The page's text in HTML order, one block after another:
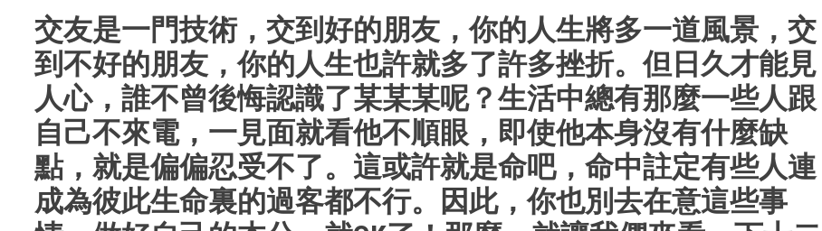
交友是一門技術，交到好的朋友，你的人生將多一道風景，交
到不好的朋友，你的人生也許就多了許多挫折。但日久才能見
人心，誰不曾後悔認識了某某某呢？生活中總有那麼一些人跟
自己不來電，一見面就看他不順眼，即使他本身沒有什麼缺
點，就是偏偏忍受不了。這或許就是命吧，命中註定有些人連
成為彼此生命裏的過客都不行。因此，你也別去在意這些事